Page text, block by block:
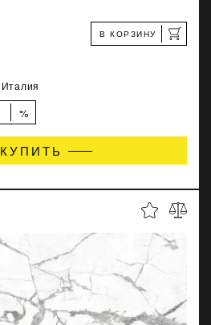
В КОРЗИНУ
Италия
%
КУПИТЬ